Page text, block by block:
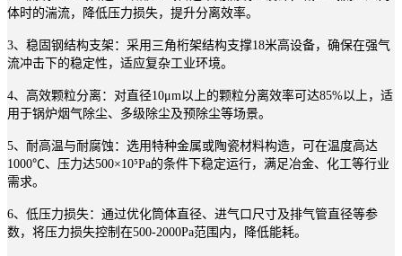
体时的湍流，降低压力损失，提升分离效率。
3、稳固钢结构支架：采用三角桁架结构支撑18米高设备，确保在强气
流冲击下的稳定性，适应复杂工业环境。
4、高效颗粒分离：对直径10μm以上的颗粒分离效率可达85%以上，适
用于锅炉烟气除尘、多级除尘及预除尘等场景。
5、耐高温与耐腐蚀：选用特种金属或陶瓷材料构造，可在温度高达
1000℃、压力达500×10⁵Pa的条件下稳定运行，满足冶金、化工等行业
需求。
6、低压力损失：通过优化筒体直径、进气口尺寸及排气管直径等参
数，将压力损失控制在500-2000Pa范围内，降低能耗。